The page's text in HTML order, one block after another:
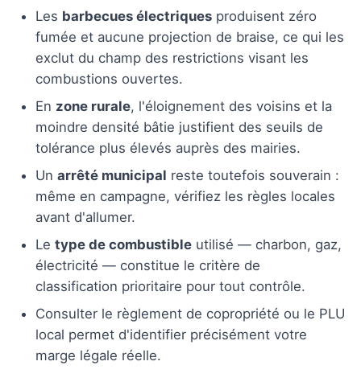
Les barbecues électriques produisent zéro
fumée et aucune projection de braise, ce qui les
exclut du champ des restrictions visant les
combustions ouvertes.
En zone rurale, l'éloignement des voisins et la
moindre densité bâtie justifient des seuils de
tolérance plus élevés auprès des mairies.
Un arrêté municipal reste toutefois souverain :
même en campagne, vérifiez les règles locales
avant d'allumer.
Le type de combustible utilisé — charbon, gaz,
électricité — constitue le critère de
classification prioritaire pour tout contrôle.
Consulter le règlement de copropriété ou le PLU
local permet d'identifier précisément votre
marge légale réelle.